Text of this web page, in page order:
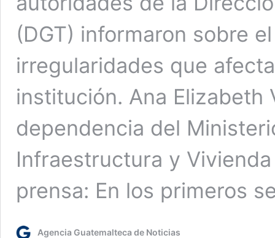
(DGT) informaron sobre
irregularidades que
institución. Ana Elizabeth
dependencia del
Infraestructura y
prensa: En los primeros
Agencia Guatemalteca de Noticias